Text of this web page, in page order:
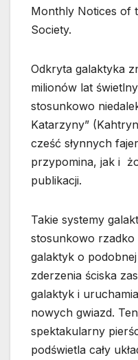
Monthly Notices of
Society.
Odkryta galaktyka
milionów lat
stosunkowo
Katarzyny”
cześć słynnych
przypomina, jak i
publikacji.
Takie systemy
stosunkowo rzadko
galaktyk o
zderzenia ściska
galaktyk i
nowych gwiazd.
spektakularny
podświetla cały